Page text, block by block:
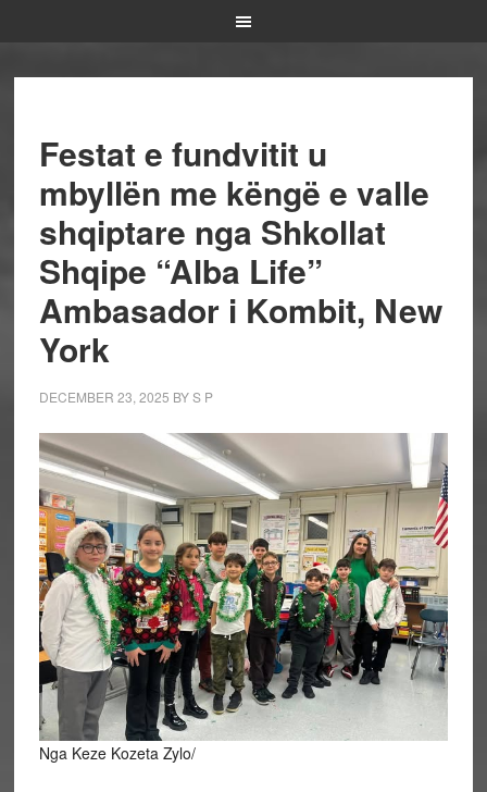
Festat e fundvitit u
mbyllën me këngë e valle
shqiptare nga Shkollat
Shqipe “Alba Life”
Ambasador i Kombit, New
York
DECEMBER 23, 2025 BYS P
Nga Keze Kozeta Zylo/